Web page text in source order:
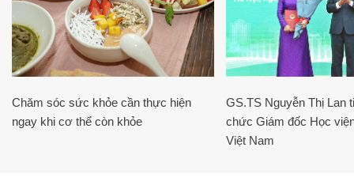
Chăm sóc sức khỏe cần thực hiện
ngay khi cơ thể còn khỏe
GS.TS Nguyễn Thị Lan
chức Giám đốc Học
Việt Nam